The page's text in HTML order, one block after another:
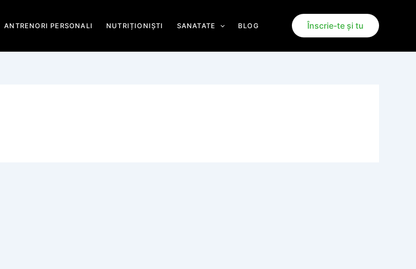
ANTRENORI PERSONALI NUTRIȚIONIȘTI SANATATE BLOG Înscrie-te și tu